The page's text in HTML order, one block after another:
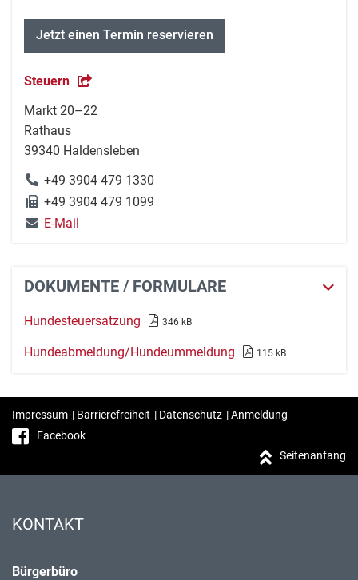
Jetzt einen Termin reservieren
Steuern
Markt 20–22
Rathaus
39340 Haldensleben
+49 3904 479 1330
+49 3904 479 1099
E-Mail
DOKUMENTE / FORMULARE
Hundesteuersatzung 346 kB
Hundeabmeldung/Hundeummeldung 115 kB
Impressum | Barrierefreiheit | Datenschutz |Anmeldung
Facebook
Seitenanfang
KONTAKT
Bürgerbüro